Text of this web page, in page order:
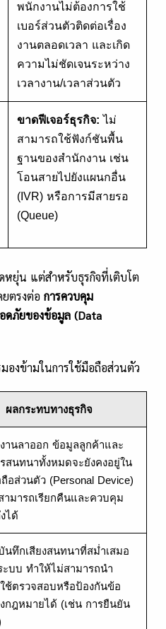
พนักงานไม่ต้องการใช้
เบอร์ส่วนตัวติดต่อเรื่อง
งานตลอดเวลา และเกิด
ความไม่ชัดเจนระหว่าง
เวลางาน/เวลาส่วนตัว
ขาดฟีเจอร์ธุรกิจ: ไม่
สามารถใช้ฟังก์ชันพื้น
ฐานของสำนักงาน เช่น
โอนสายไปยังแผนกอื่น
(IVR) หรือการมีสายรอ
(Queue)
ยุ่น แต่สำหรับธุรกิจที่เติบโต
ตรงต่อ การควบคุม
ดภัยของข้อมูล (Data
องข้ามในการใช้มือถือส่วนตัว
ผลกระทบทางธุรกิจ
านลาออก ข้อมูลลูกค้าและ
สนทนาทั้งหมดจะยังคงอยู่ใน
ถือส่วนตัว (Personal Device)
ามารถเรียกคืนและควบคุม
ได้
นทึกเสียงสนทนาที่สม่ำเสมอ
ะบบ ทำให้ไม่สามารถนำ
ช้ตรวจสอบหรือป้องกันข้อ
กฎหมายได้ (เช่น การยืนยัน